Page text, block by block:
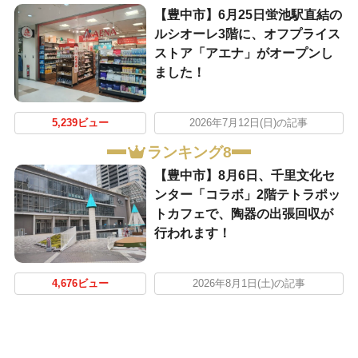
【豊中市】6月25日蛍池駅直結の
ルシオーレ3階に、オフプライス
ストア「アエナ」がオープンし
ました！
5,239ビュー 2026年7月12日(日)の記事
ランキング8
【豊中市】8月6日、千里文化セ
ンター「コラボ」2階テトラポッ
トカフェで、陶器の出張回収が
行われます！
4,676ビュー 2026年8月1日(土)の記事